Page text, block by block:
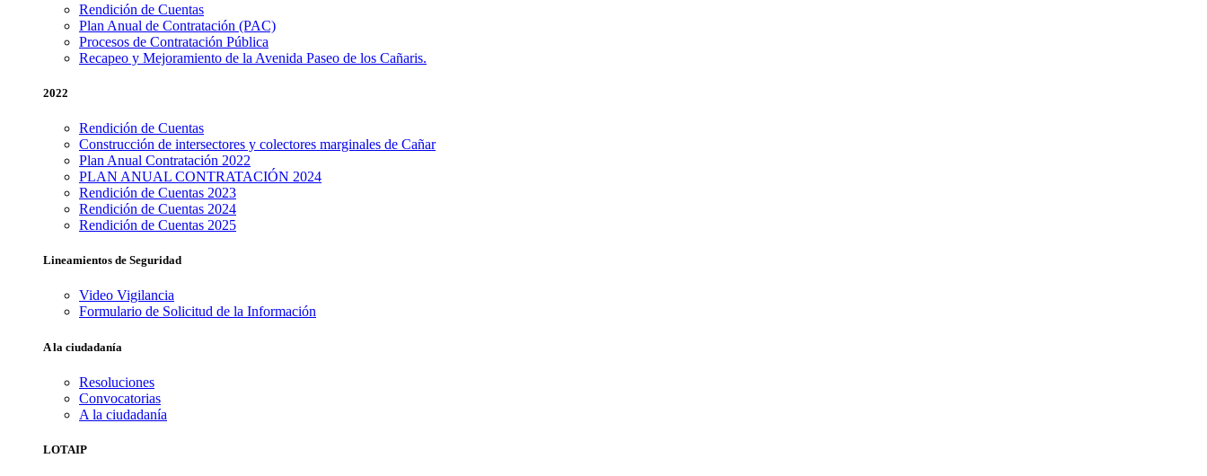
Rendición de Cuentas
Plan Anual de Contratación (PAC)
Procesos de Contratación Pública
Recapeo y Mejoramiento de la Avenida Paseo de los Cañaris.
2022
Rendición de Cuentas
Construcción de intersectores y colectores marginales de Cañar
Plan Anual Contratación 2022
PLAN ANUAL CONTRATACIÓN 2024
Rendición de Cuentas 2023
Rendición de Cuentas 2024
Rendición de Cuentas 2025
Lineamientos de Seguridad
Video Vigilancia
Formulario de Solicitud de la Información
A la ciudadanía
Resoluciones
Convocatorias
A la ciudadanía
LOTAIP